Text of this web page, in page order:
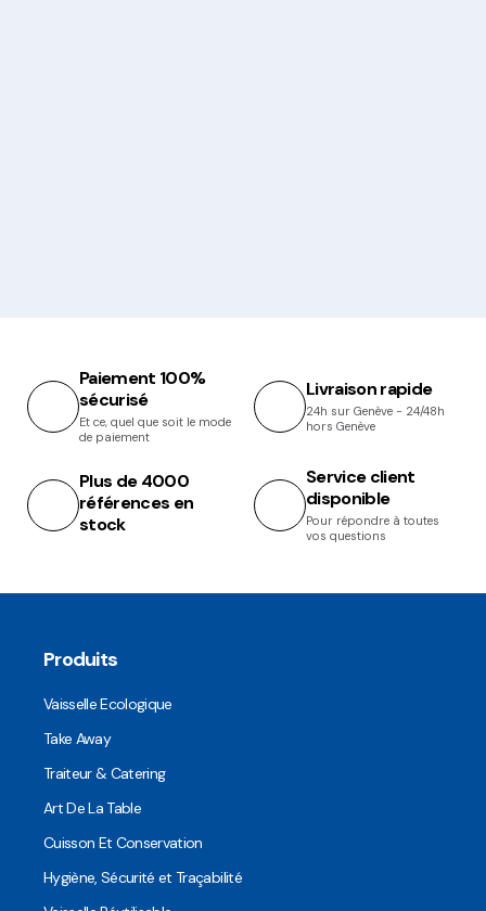
Paiement 100%
sécurisé
Et ce, quel que soit le mode
de paiement
Livraison rapide
24h sur Genève - 24/48h
hors Genève
Plus de 4000
références en
stock
Service client
disponible
Pour répondre à toutes
vos questions
Produits
Vaisselle Ecologique
Take Away
Traiteur & Catering
Art De La Table
Cuisson Et Conservation
Hygiène, Sécurité et Traçabilité